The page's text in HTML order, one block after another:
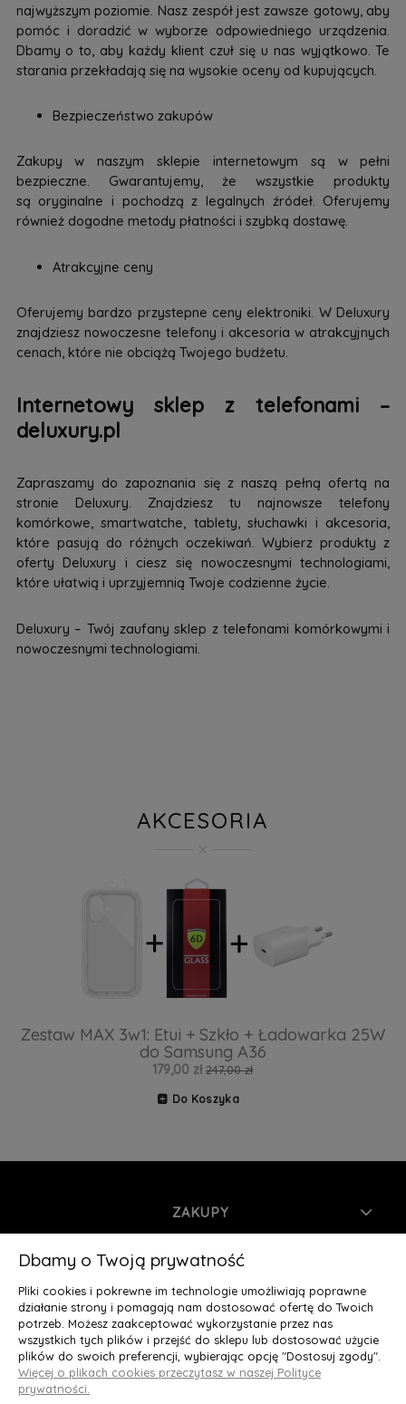
najwyższym poziomie. Nasz zespół jest zawsze gotowy, aby
pomóc i doradzić w wyborze odpowiedniego urządzenia.
Dbamy o to, aby każdy klient czuł się u nas wyjątkowo. Te
starania przekładają się na wysokie oceny od kupujących.
Bezpieczeństwo zakupów
Zakupy w naszym sklepie internetowym są w pełni
bezpieczne. Gwarantujemy, że wszystkie produkty
są oryginalne i pochodzą z legalnych źródeł. Oferujemy
również dogodne metody płatności i szybką dostawę.
Atrakcyjne ceny
Oferujemy bardzo przystepne ceny elektroniki. W Deluxury
znajdziesz nowoczesne telefony i akcesoria w atrakcyjnych
cenach, które nie obciążą Twojego budżetu.
Internetowy sklep z telefonami –
deluxury.pl
Zapraszamy do zapoznania się z naszą pełną ofertą na
stronie Deluxury. Znajdziesz tu najnowsze telefony
komórkowe, smartwatche, tablety, słuchawki i akcesoria,
które pasują do różnych oczekiwań. Wybierz produkty z
oferty Deluxury i ciesz się nowoczesnymi technologiami,
które ułatwią i uprzyjemnią Twoje codzienne życie.
Deluxury – Twój zaufany sklep z telefonami komórkowymi i
nowoczesnymi technologiami.
AKCESORIA
Zestaw MAX 3w1: Etui + Szkło + Ładowarka 25W
do Samsung A36
179,00 zł 247,00 zł
Do Koszyka
ZAKUPY
INFORMACJE
MOJE KONTO
O NAS
Deluxury.pl
Dbamy o Twoją prywatność
Pliki cookies i pokrewne im technologie umożliwiają poprawne
działanie strony i pomagają nam dostosować ofertę do Twoich
potrzeb. Możesz zaakceptować wykorzystanie przez nas
wszystkich tych plików i przejść do sklepu lub dostosować użycie
plików do swoich preferencji, wybierając opcję "Dostosuj zgody".
Więcej o plikach cookies przeczytasz w naszej Polityce
prywatności.